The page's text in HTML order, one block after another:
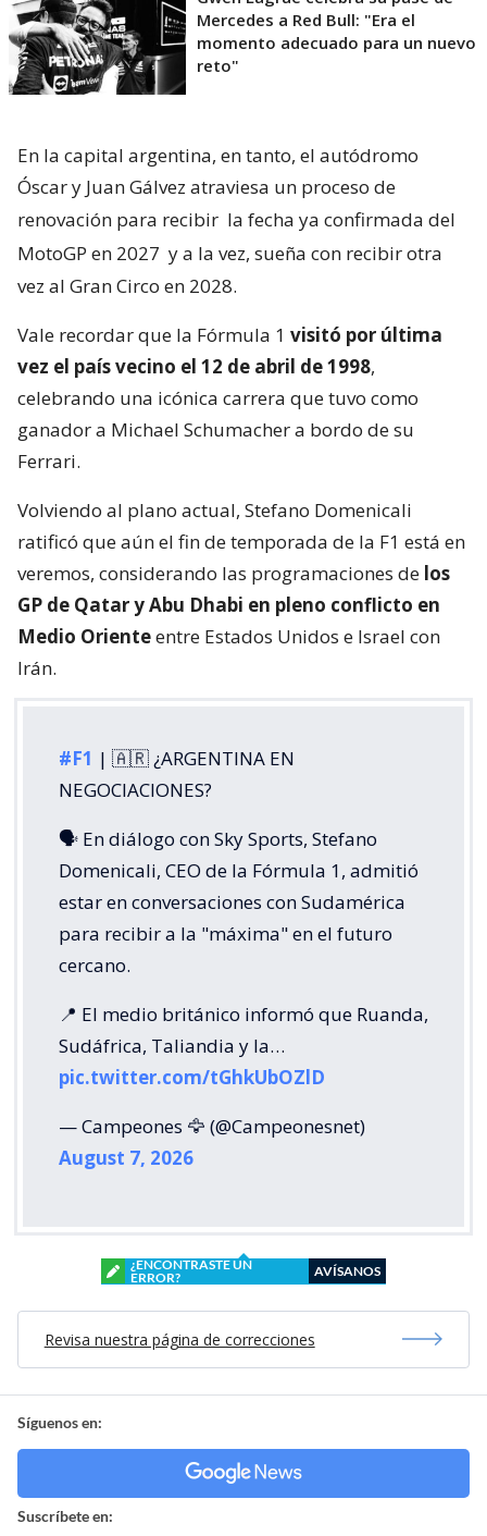
Mercedes a Red Bull: "Era el
momento adecuado para un nuevo
reto"
En la capital argentina, en tanto, el autódromo
Óscar y Juan Gálvez atraviesa un proceso de
renovación para recibir la fecha ya confirmada del
MotoGP en 2027 y a la vez, sueña con recibir otra
vez al Gran Circo en 2028.
Vale recordar que la Fórmula 1 visitó por última
vez el país vecino el 12 de abril de 1998,
celebrando una icónica carrera que tuvo como
ganador a Michael Schumacher a bordo de su
Ferrari.
Volviendo al plano actual, Stefano Domenicali
ratificó que aún el fin de temporada de la F1 está en
veremos, considerando las programaciones de los
GP de Qatar y Abu Dhabi en pleno conflicto en
Medio Orienteentre Estados Unidos e Israel con
Irán.
#F1 | 🇦🇷 ¿ARGENTINA EN
NEGOCIACIONES?
🗣️ En diálogo con Sky Sports, Stefano
Domenicali, CEO de la Fórmula 1, admitió
estar en conversaciones con Sudamérica
para recibir a la "máxima" en el futuro
cercano.
📍 El medio británico informó que Ruanda,
Sudáfrica, Taliandia y la…
pic.twitter.com/tGhkUbOZlD
— Campeones 🦅 (@Campeonesnet)
August 7, 2026
¿ENCONTRASTE UN
ERROR?
AVÍSANOS
Revisa nuestra página de correcciones
Síguenos en:
Suscríbete en: